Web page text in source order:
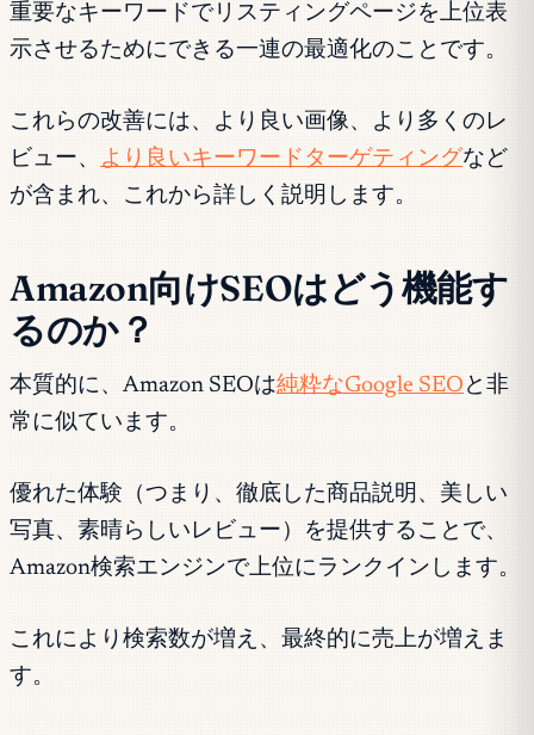
重要なキーワードでリスティングページを上位表
示させるためにできる一連の最適化のことです。
これらの改善には、より良い画像、より多くのレ
ビュー、
より良いキーワードターゲティングなど
が含まれ、これから詳しく説明します。
Amazon向けSEOはどう機能す
るのか？
本質的に、Amazon SEOは純粋なGoogle SEO と非
常に似ています。
優れた体験（つまり、徹底した商品説明、美しい
写真、素晴らしいレビュー）を提供することで、
Amazon検索エンジンで上位にランクインします。
これにより検索数が増え、最終的に売上が増えま
す。